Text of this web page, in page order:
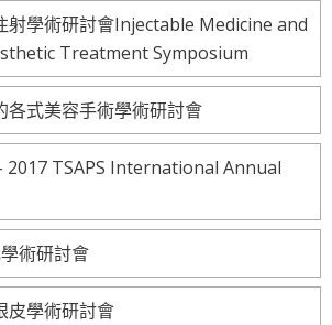
射學術研討會Injectable Medicine and
Treatment Symposium
式美容手術學術研討會
2017 TSAPS International Annual
術研討會
皮學術研討會